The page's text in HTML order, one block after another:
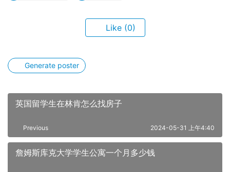
Like (0)
Generate poster
英国留学生在林肯怎么找房子
Previous 2024-05-31 上午4:40
詹姆斯库克大学学生公寓一个月多少钱